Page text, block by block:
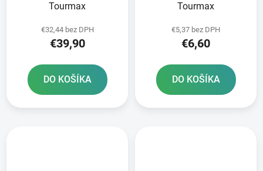
Tourmax
€32,44 bez DPH
€39,90
DO KOŠÍKA
Tourmax
€5,37 bez DPH
€6,60
DO KOŠÍKA